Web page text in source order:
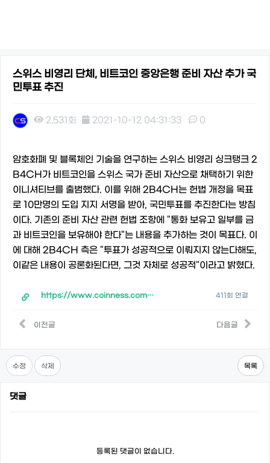
스위스 비영리 단체, 비트코인 중앙은행 준비 자산 추가 국
민투표 추진
2,531회 2021-10-12 04:31:33 0
암호화폐 및 블록체인 기술을 연구하는 스위스 비영리 싱크탱크 2
B4CH가 비트코인을 스위스 국가 준비 자산으로 채택하기 위한
이니셔티브를 출범했다. 이를 위해 2B4CH는 헌법 개정을 목표
로 10만명의 도입 지지 서명을 받아, 국민투표를 추진한다는 방침
이다. 기존의 준비 자산 관련 헌법 조항에 "통화 보유고 일부를 금
과 비트코인을 보유해야 한다"는 내용을 추가하는 것이 목표다. 이
에 대해 2B4CH 측은 "투표가 성공적으로 이뤄지지 않는다해도,
이같은 내용이 공론화된다면, 그것 자체로 성공적"이라고 밝혔다.
https://www.coinness.com/ko-kr/newsflash/detail/1011866 411회 연결
이전글 다음글
수정 삭제 목록
댓글
등록된 댓글이 없습니다.